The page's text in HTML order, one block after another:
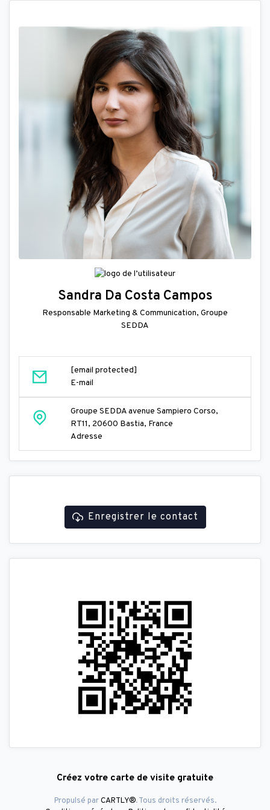
Sandra Da Costa Campos
Responsable Marketing & Communication, Groupe
SEDDA
[email protected]
E-mail
Groupe SEDDA avenue Sampiero Corso,
RT11, 20600 Bastia, France
Adresse
Enregistrer le contact
Créez votre carte de visite gratuite
Propulsé parCARTLY®. Tous droits réservés.